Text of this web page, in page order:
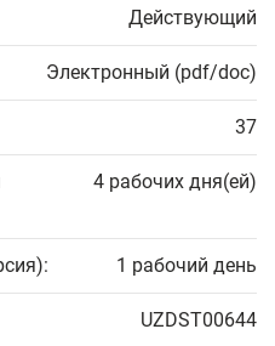
Действующий
Электронный (pdf/doc)
37
4 рабочих дня(ей)
1 рабочий день
UZDST00644